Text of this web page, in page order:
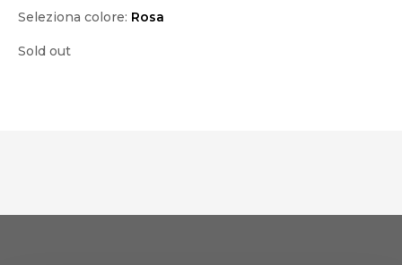
Seleziona colore: Rosa
Sold out